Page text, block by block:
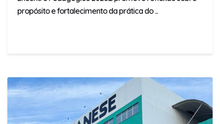
propósito e fortalecimento da prática do ...